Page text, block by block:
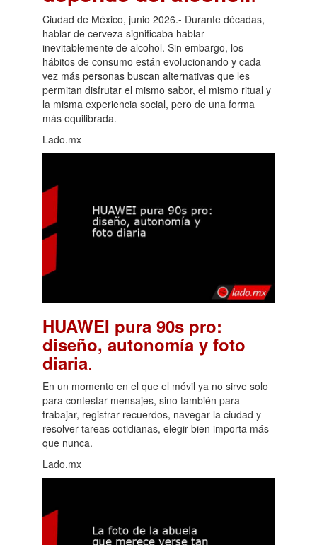
Ciudad de México, junio 2026.- Durante décadas,
hablar de cerveza significaba hablar
inevitablemente de alcohol. Sin embargo, los
hábitos de consumo están evolucionando y cada
vez más personas buscan alternativas que les
permitan disfrutar el mismo sabor, el mismo ritual y
la misma experiencia social, pero de una forma
más equilibrada.
Lado.mx
HUAWEI pura 90s pro:
diseño, autonomía y foto
diaria.
En un momento en el que el móvil ya no sirve solo
para contestar mensajes, sino también para
trabajar, registrar recuerdos, navegar la ciudad y
resolver tareas cotidianas, elegir bien importa más
que nunca.
Lado.mx